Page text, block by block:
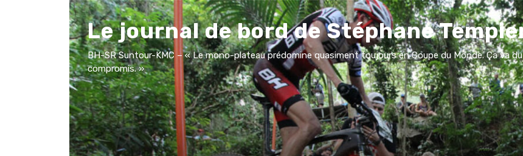
Le journal de bord de Stéphane
BH-SR Suntour-KMC – « Le mono-plateau prédomine quasiment toujours en Coupe du Monde. Ça va
compromis. »